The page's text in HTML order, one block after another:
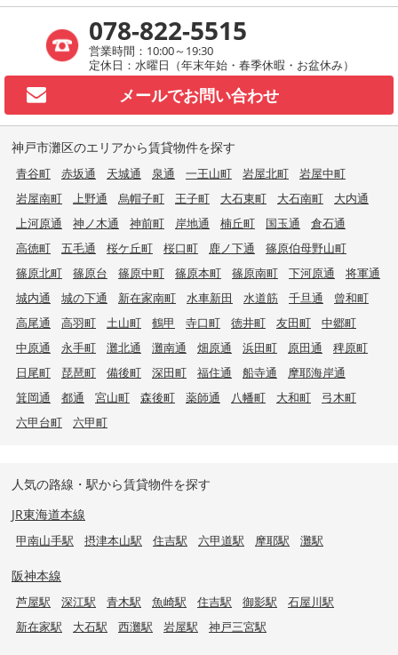
078-822-5515
営業時間：10:00～19:30
定休日：水曜日（年末年始・春季休暇・お盆休み）
メールでお問い合わせ
神戸市灘区のエリアから賃貸物件を探す
青谷町 赤坂通 天城通 泉通 一王山町 岩屋北町
岩屋中町
岩屋南町
上野通 烏帽子町 王子町 大石東町 大石南町
大内通
上河原通
神ノ木通 神前町 岸地通 楠丘町 国玉通
倉石通
高徳町
五毛通 桜ケ丘町 桜口町 鹿ノ下通
篠原伯母野山町
篠原北町
篠原台 篠原中町 篠原本町 篠原南町 下河原通
将軍通
城内通
城の下通 新在家南町 水車新田 水道筋 千旦通
曾和町
高尾通
高羽町 土山町 鶴甲 寺口町 徳井町 友田町
中郷町
中原通
永手町 灘北通 灘南通 畑原通 浜田町 原田通
稗原町
日尾町
琵琶町 備後町 深田町 福住通 船寺通
摩耶海岸通
箕岡通
都通 宮山町 森後町 薬師通 八幡町 大和町
弓木町
六甲台町
六甲町
人気の路線・駅から賃貸物件を探す
JR東海道本線
甲南山手駅 摂津本山駅 住吉駅 六甲道駅 摩耶駅 灘駅
阪神本線
芦屋駅 深江駅 青木駅 魚崎駅 住吉駅 御影駅
石屋川駅
新在家駅
大石駅 西灘駅 岩屋駅 神戸三宮駅